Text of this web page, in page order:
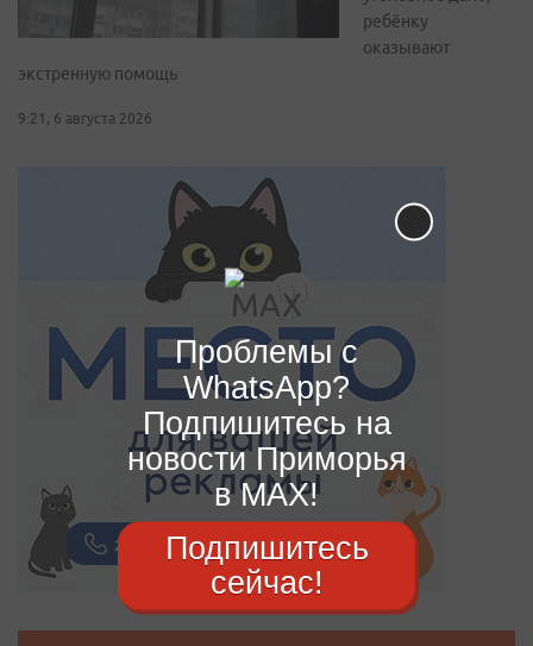
ребёнку
оказывают
экстренную помощь
9:21, 6 августа 2026
Проблемы с
WhatsApp?
Подпишитесь на
новости Приморья
в MAX!
Подпишитесь
сейчас!